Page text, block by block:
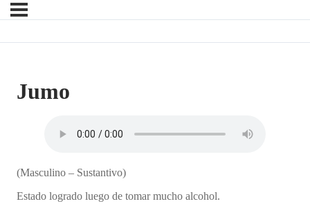
Jumo
(Masculino – Sustantivo)
Estado logrado luego de tomar mucho alcohol.